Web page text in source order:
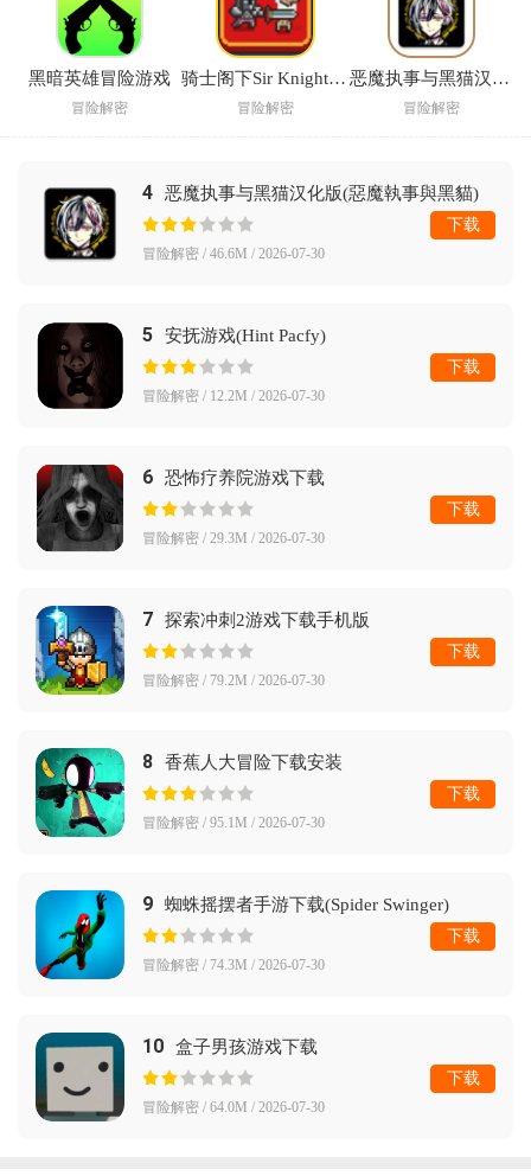
黑暗英雄冒险游戏
冒险解密
骑士阁下Sir Knight游戏
冒险解密
恶魔执事与黑猫汉化版(惡魔執事與黑貓)
冒险解密
4 恶魔执事与黑猫汉化版(惡魔執事與黑貓)
冒险解密 / 46.6M / 2026-07-30
下载
5 安抚游戏(Hint Pacfy)
冒险解密 / 12.2M / 2026-07-30
下载
6 恐怖疗养院游戏下载
冒险解密 / 29.3M / 2026-07-30
下载
7 探索冲刺2游戏下载手机版
冒险解密 / 79.2M / 2026-07-30
下载
8 香蕉人大冒险下载安装
冒险解密 / 95.1M / 2026-07-30
下载
9 蜘蛛摇摆者手游下载(Spider Swinger)
冒险解密 / 74.3M / 2026-07-30
下载
10 盒子男孩游戏下载
冒险解密 / 64.0M / 2026-07-30
下载